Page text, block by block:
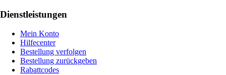
Dienstleistungen
Mein Konto
Hilfecenter
Bestellung verfolgen
Bestellung zurückgeben
Rabattcodes